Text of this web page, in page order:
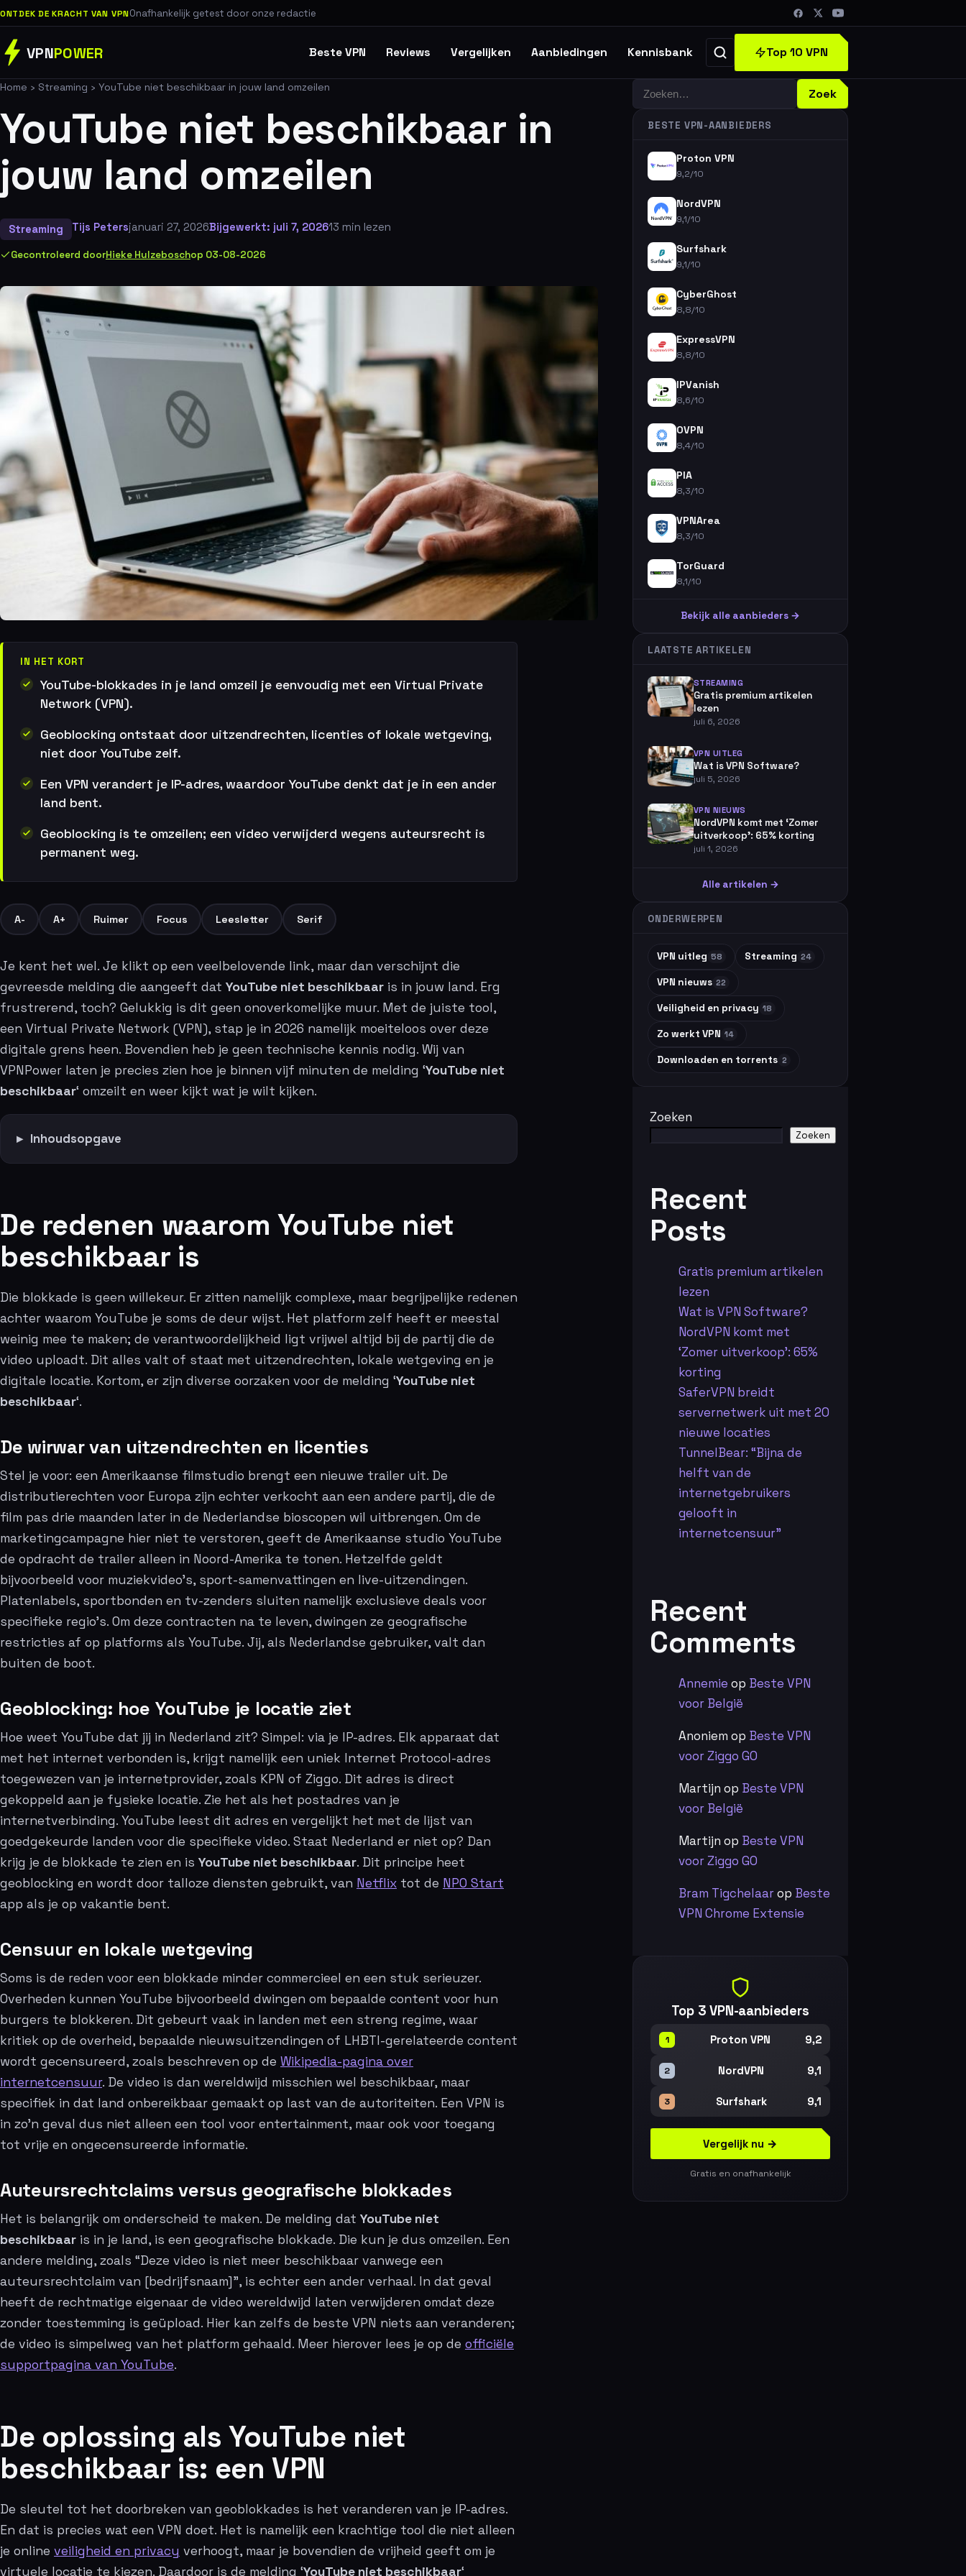
ONTDEK DE KRACHT VAN VPNOnafhankelijk getest door onze redactie
VPNPOWER Beste VPN Reviews Vergelijken Aanbiedingen Kennisbank Top 10 VPN
Home › Streaming › YouTube niet beschikbaar in jouw land omzeilen
YouTube niet beschikbaar in
jouw land omzeilen
Streaming Tijs Petersjanuari 27, 2026Bijgewerkt: juli 7, 202613 min lezen
Gecontroleerd doorHieke Hulzeboschop 03-08-2026
IN HET KORT
YouTube-blokkades in je land omzeil je eenvoudig met een Virtual Private
Network (VPN).
Geoblocking ontstaat door uitzendrechten, licenties of lokale wetgeving,
niet door YouTube zelf.
Een VPN verandert je IP-adres, waardoor YouTube denkt dat je in een ander
land bent.
Geoblocking is te omzeilen; een video verwijderd wegens auteursrecht is
permanent weg.
A- A+ Ruimer Focus Leesletter Serif
Je kent het wel. Je klikt op een veelbelovende link, maar dan verschijnt die
gevreesde melding die aangeeft dat YouTube niet beschikbaar is in jouw land. Erg
frustrerend, toch? Gelukkig is dit geen onoverkomelijke muur. Met de juiste tool,
een Virtual Private Network (VPN), stap je in 2026 namelijk moeiteloos over deze
digitale grens heen. Bovendien heb je geen technische kennis nodig. Wij van
VPNPower laten je precies zien hoe je binnen vijf minuten de melding ‘YouTube niet
beschikbaar‘ omzeilt en weer kijkt wat je wilt kijken.
Inhoudsopgave
De redenen waarom YouTube niet
beschikbaar is
Die blokkade is geen willekeur. Er zitten namelijk complexe, maar begrijpelijke redenen
achter waarom YouTube je soms de deur wijst. Het platform zelf heeft er meestal
weinig mee te maken; de verantwoordelijkheid ligt vrijwel altijd bij de partij die de
video uploadt. Dit alles valt of staat met uitzendrechten, lokale wetgeving en je
digitale locatie. Kortom, er zijn diverse oorzaken voor de melding ‘YouTube niet
beschikbaar‘.
De wirwar van uitzendrechten en licenties
Stel je voor: een Amerikaanse filmstudio brengt een nieuwe trailer uit. De
distributierechten voor Europa zijn echter verkocht aan een andere partij, die de
film pas drie maanden later in de Nederlandse bioscopen wil uitbrengen. Om de
marketingcampagne hier niet te verstoren, geeft de Amerikaanse studio YouTube
de opdracht de trailer alleen in Noord-Amerika te tonen. Hetzelfde geldt
bijvoorbeeld voor muziekvideo’s, sport-samenvattingen en live-uitzendingen.
Platenlabels, sportbonden en tv-zenders sluiten namelijk exclusieve deals voor
specifieke regio’s. Om deze contracten na te leven, dwingen ze geografische
restricties af op platforms als YouTube. Jij, als Nederlandse gebruiker, valt dan
buiten de boot.
Geoblocking: hoe YouTube je locatie ziet
Hoe weet YouTube dat jij in Nederland zit? Simpel: via je IP-adres. Elk apparaat dat
met het internet verbonden is, krijgt namelijk een uniek Internet Protocol-adres
toegewezen van je internetprovider, zoals KPN of Ziggo. Dit adres is direct
gekoppeld aan je fysieke locatie. Zie het als het postadres van je
internetverbinding. YouTube leest dit adres en vergelijkt het met de lijst van
goedgekeurde landen voor die specifieke video. Staat Nederland er niet op? Dan
krijg je de blokkade te zien en is YouTube niet beschikbaar. Dit principe heet
geoblocking en wordt door talloze diensten gebruikt, van Netflix tot de NPO Start
app als je op vakantie bent.
Censuur en lokale wetgeving
Soms is de reden voor een blokkade minder commercieel en een stuk serieuzer.
Overheden kunnen YouTube bijvoorbeeld dwingen om bepaalde content voor hun
burgers te blokkeren. Dit gebeurt vaak in landen met een streng regime, waar
kritiek op de overheid, bepaalde nieuwsuitzendingen of LHBTI-gerelateerde content
wordt gecensureerd, zoals beschreven op de Wikipedia-pagina over
internetcensuur. De video is dan wereldwijd misschien wel beschikbaar, maar
specifiek in dat land onbereikbaar gemaakt op last van de autoriteiten. Een VPN is
in zo’n geval dus niet alleen een tool voor entertainment, maar ook voor toegang
tot vrije en ongecensureerde informatie.
Auteursrechtclaims versus geografische blokkades
Het is belangrijk om onderscheid te maken. De melding dat YouTube niet
beschikbaar is in je land, is een geografische blokkade. Die kun je dus omzeilen. Een
andere melding, zoals “Deze video is niet meer beschikbaar vanwege een
auteursrechtclaim van [bedrijfsnaam]”, is echter een ander verhaal. In dat geval
heeft de rechtmatige eigenaar de video wereldwijd laten verwijderen omdat deze
zonder toestemming is geüpload. Hier kan zelfs de beste VPN niets aan veranderen;
de video is simpelweg van het platform gehaald. Meer hierover lees je op de officiële
supportpagina van YouTube.
De oplossing als YouTube niet
beschikbaar is: een VPN
De sleutel tot het doorbreken van geoblokkades is het veranderen van je IP-adres.
En dat is precies wat een VPN doet. Het is namelijk een krachtige tool die niet alleen
je online veiligheid en privacy verhoogt, maar je bovendien de vrijheid geeft om je
virtuele locatie te kiezen. Daardoor is de melding ‘YouTube niet beschikbaar‘
Zoeken Zoek
BESTE VPN-AANBIEDERS
Proton VPN
9,2/10
NordVPN
9,1/10
Surfshark
9,1/10
CyberGhost
8,8/10
ExpressVPN
8,8/10
IPVanish
8,6/10
OVPN
8,4/10
PIA
8,3/10
VPNArea
8,3/10
TorGuard
8,1/10
Bekijk alle aanbieders →
LAATSTE ARTIKELEN
STREAMING
Gratis premium artikelen
lezen
juli 6, 2026
VPN UITLEG
Wat is VPN Software?
juli 5, 2026
VPN NIEUWS
NordVPN komt met ‘Zomer
uitverkoop’: 65% korting
juli 1, 2026
Alle artikelen →
ONDERWERPEN
VPN uitleg 58 Streaming 24
VPN nieuws 22
Veiligheid en privacy 18
Zo werkt VPN 14
Downloaden en torrents 2
Zoeken
Zoeken
Recent
Posts
Gratis premium artikelen
lezen
Wat is VPN Software?
NordVPN komt met
‘Zomer uitverkoop’: 65%
korting
SaferVPN breidt
servernetwerk uit met 20
nieuwe locaties
TunnelBear: “Bijna de
helft van de
internetgebruikers
gelooft in
internetcensuur”
Recent
Comments
Annemie op Beste VPN
voor België
Anoniem op Beste VPN
voor Ziggo GO
Martijn op Beste VPN
voor België
Martijn op Beste VPN
voor Ziggo GO
Bram Tigchelaarop Beste
VPN Chrome Extensie
Top 3 VPN-aanbieders
1 Proton VPN 9,2
2 NordVPN 9,1
3 Surfshark 9,1
Vergelijk nu →
Gratis en onafhankelijk